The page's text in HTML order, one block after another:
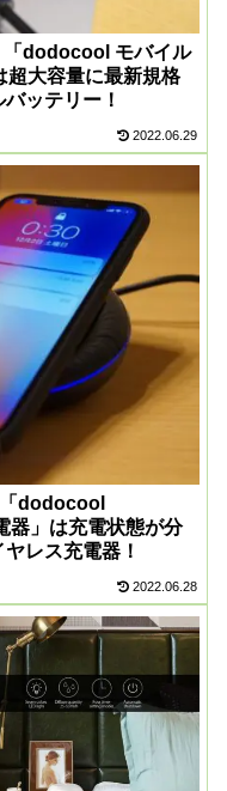
「dodocool モバイル
大容量に最新規格
ッテリー！
2022.06.29
dodocool
器」は充電状態が分
レス充電器！
2022.06.28